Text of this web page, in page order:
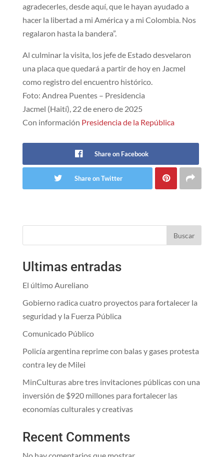
agradecerles, desde aquí, que le hayan ayudado a
hacer la libertad a mi América y a mi Colombia. Nos
regalaron hasta la bandera”.
Al culminar la visita, los jefe de Estado desvelaron
una placa que quedará a partir de hoy en Jacmel
como registro del encuentro histórico.
Foto: Andrea Puentes – Presidencia
Jacmel (Haití), 22 de enero de 2025
Con información Presidencia de la República
Share on Facebook
Share on Twitter
Buscar
Ultimas entradas
El último Aureliano
Gobierno radica cuatro proyectos para fortalecer la
seguridad y la Fuerza Pública
Comunicado Público
Policía argentina reprime con balas y gases protesta
contra ley de Milei
MinCulturas abre tres invitaciones públicas con una
inversión de $920 millones para fortalecer las
economías culturales y creativas
Recent Comments